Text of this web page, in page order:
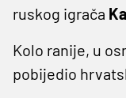
ruskog igrača
Kolo ranije, u
pobijedio